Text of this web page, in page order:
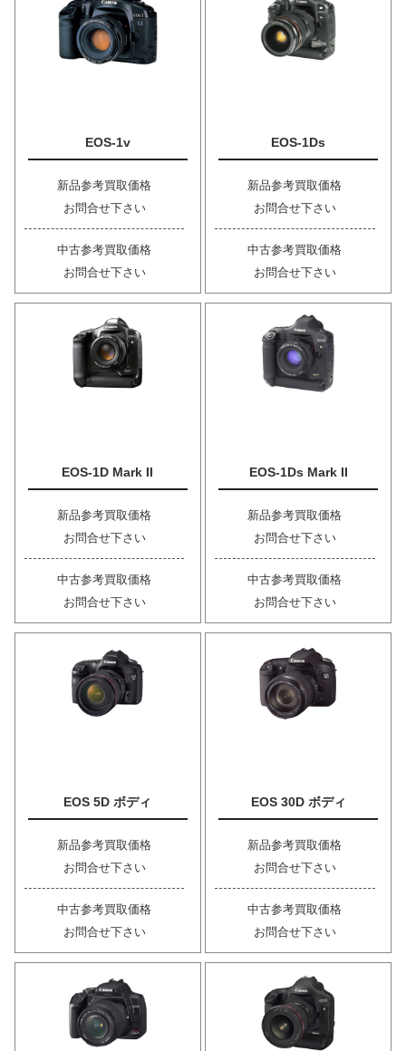
EOS-1v
新品参考買取価格
お問合せ下さい
中古参考買取価格
お問合せ下さい
EOS-1Ds
新品参考買取価格
お問合せ下さい
中古参考買取価格
お問合せ下さい
EOS-1D Mark II
新品参考買取価格
お問合せ下さい
中古参考買取価格
お問合せ下さい
EOS-1Ds Mark II
新品参考買取価格
お問合せ下さい
中古参考買取価格
お問合せ下さい
EOS 5D ボディ
新品参考買取価格
お問合せ下さい
中古参考買取価格
お問合せ下さい
EOS 30D ボディ
新品参考買取価格
お問合せ下さい
中古参考買取価格
お問合せ下さい